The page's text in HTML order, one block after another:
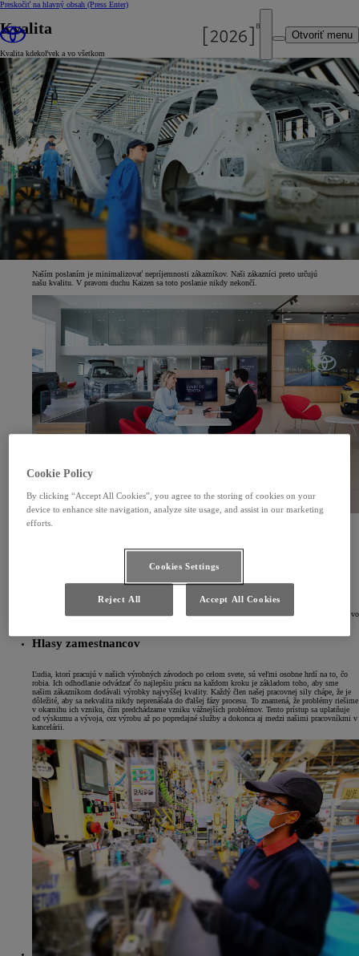
Preskočiť na hlavný obsah (Press Enter)
Otvoriť menu
Kvalita
Kvalita kdekoľvek a vo všetkom
Naším poslaním je minimalizovať nepríjemnosti zákazníkov. Naši zákazníci preto určujú
našu kvalitu. V pravom duchu Kaizen sa toto poslanie nikdy nekončí.
Naši zákazníci sú najdôležitejšími ľuďmi, ktorých treba počúvať, keď ide o pochopenie toho, čo
znamená kvalita Toyota. Ich nezávislé názory a skúsenosti s ich vozidlami nám napovedajú, či sa
potrebujeme na zlepšovanie a výrobu stále lepších vozidiel.
Vždy sme pripravení počúvať hlasy našich zákazníkov a venujeme rovnakú pozornosť kritike ako
pochvale.Kvalita sa netýka len produktov, ktoré dodávame, ale aj kvality práce, ktorú vykonávame vo
Hlasy zamestnancov
Ľudia, ktorí pracujú v našich výrobných závodoch po celom svete, sú veľmi osobne hrdí na to, čo
robia. Ich odhodlanie odvádzať čo najlepšiu prácu na každom kroku je základom toho, aby sme
našim zákazníkom dodávali výrobky najvyššej kvality. Každý člen našej pracovnej sily chápe, že je
dôležité, aby sa nekvalita nikdy neprenášala do ďalšej fázy procesu. To znamená, že problémy riešime
v okamihu ich vzniku, čím predchádzame vzniku vážnejších problémov. Tento prístup sa uplatňuje
od výskumu a vývoja, cez výrobu až po popredajné služby a dokonca aj medzi našimi pracovníkmi v
kancelárii.
Cookie Policy
By clicking “Accept All Cookies”, you agree to the storing of cookies on your
device to enhance site navigation, analyze site usage, and assist in our marketing
efforts.
Cookies Settings
Reject All Accept All Cookies